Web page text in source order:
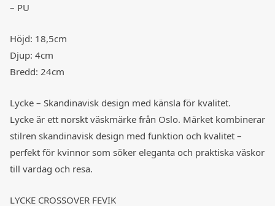
– PU
Höjd: 18,5cm
Djup: 4cm
Bredd: 24cm
Lycke – Skandinavisk design med känsla för kvalitet.
Lycke är ett norskt väskmärke från Oslo. Märket kombinerar
stilren skandinavisk design med funktion och kvalitet –
perfekt för kvinnor som söker eleganta och praktiska väskor
till vardag och resa.
LYCKE CROSSOVER FEVIK